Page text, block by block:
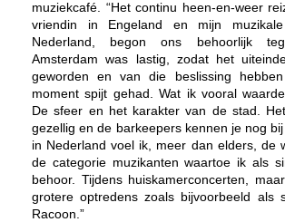
muziekcafé. “Het continu heen-en-weer
vriendin in Engeland en mijn
Nederland, begon ons behoorlijk
Amsterdam was lastig, zodat het
geworden en van die beslissing
moment spijt gehad. Wat ik vooral
De sfeer en het karakter van de stad.
gezellig en de barkeepers kennen je nog
in Nederland voel ik, meer dan elders, de
de categorie muzikanten waartoe ik als
behoor. Tijdens huiskamerconcerten,
grotere optredens zoals bijvoorbeeld als
Racoon.”